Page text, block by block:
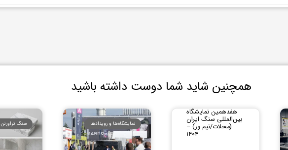
همچنین شاید شما دوست داشته باشید
هفدهمین نمایشگاه
بین‌المللی سنگ ایران
(محلات/نیم ور) –
۱۴۰۴
نمایشگاه‌ها و رویدادها سنگ تراورتن